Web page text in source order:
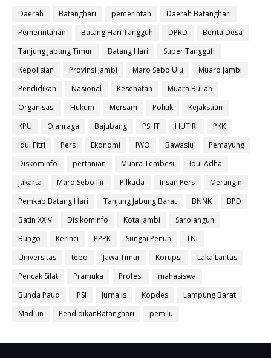
Daerah Batanghari pemerintah
Daerah Batanghari
Pemerintahan
Batang Hari Tangguh DPRD
Berita Desa
Tanjung Jabung Timur
Batang Hari
Super Tangguh
Kepolisian
Provinsi Jambi Maro Sebo Ulu
Muaro Jambi
Pendidikan
Nasional Kesehatan
Muara Bulian
Organisasi
Hukum Mersam Politik
Kejaksaan
KPU
Olahraga Bajubang PSHT HUT RI
PKK
Idul Fitri
Pers Ekonomi IWO Bawaslu
Pemayung
Diskominfo
pertanian Muara Tembesi
Idul Adha
Jakarta
Maro Sebo Ilir Pilkada Insan Pers
Merangin
Pemkab Batang Hari
Tanjung Jabung Barat BNNK
BPD
Batin XXIV
Disikominfo Kota Jambi
Sarolangun
Bungo
Kerinci PPPK Sungai Penuh
TNI
Universitas
tebo Jawa Timur Korupsi
Laka Lantas
Pencak Silat
Pramuka Profesi
mahasiswa
Bunda Paud
IPSI Jurnalis Kopdes
Lampung Barat
Madiun
PendidikanBatanghari pemilu